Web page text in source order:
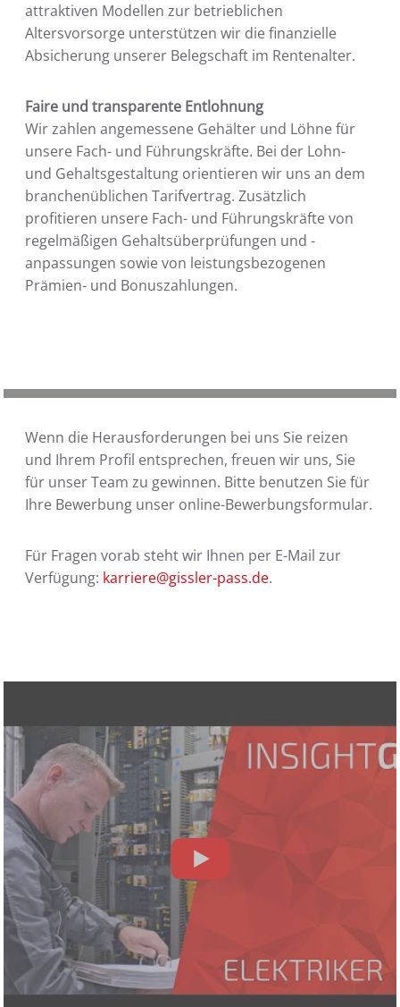
attraktiven Modellen zur betrieblichen
Altersvorsorge unterstützen wir die finanzielle
Absicherung unserer Belegschaft im Rentenalter.
Faire und transparente Entlohnung
Wir zahlen angemessene Gehälter und Löhne für
unsere Fach- und Führungskräfte. Bei der Lohn-
und Gehaltsgestaltung orientieren wir uns an dem
branchenüblichen Tarifvertrag. Zusätzlich
profitieren unsere Fach- und Führungskräfte von
regelmäßigen Gehaltsüberprüfungen und -
anpassungen sowie von leistungsbezogenen
Prämien- und Bonuszahlungen.
Wenn die Herausforderungen bei uns Sie reizen
und Ihrem Profil entsprechen, freuen wir uns, Sie
für unser Team zu gewinnen. Bitte benutzen Sie für
Ihre Bewerbung unser online-Bewerbungsformular.
Für Fragen vorab steht wir Ihnen per E-Mail zur
Verfügung: karriere@gissler-pass.de.